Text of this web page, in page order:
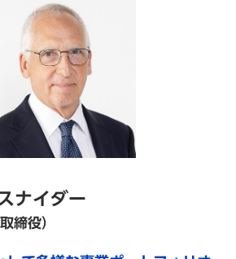
ナイダー
締役）